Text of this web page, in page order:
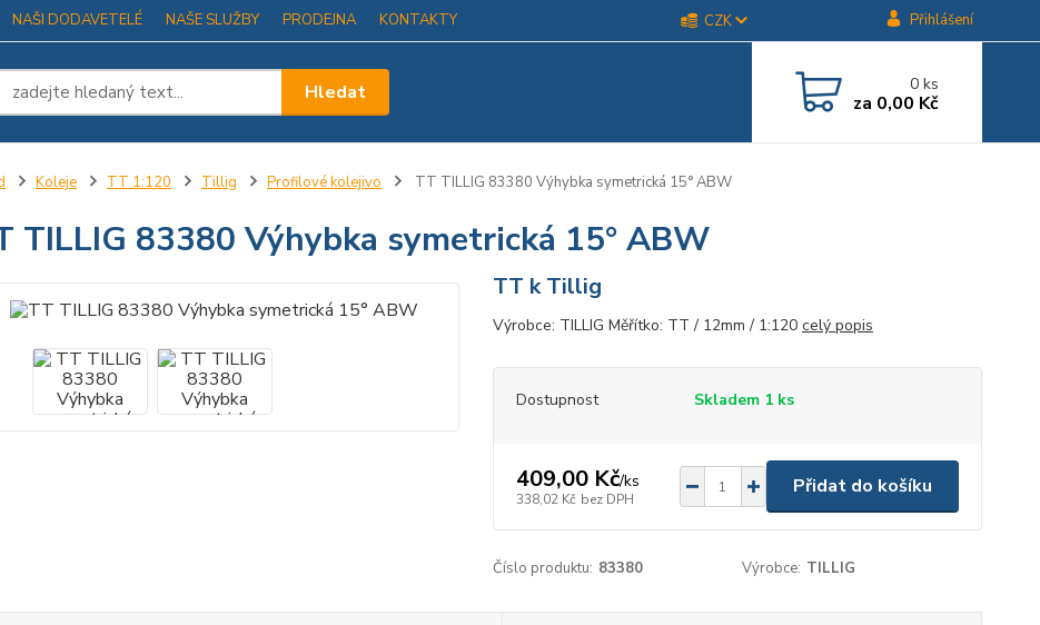
NAŠI DODAVETELÉ NAŠE SLUŽBY PRODEJNA KONTAKTY CZK Přihlášení
Hledat 0ks
za 0,00 Kč
Koleje TT 1:120 Tillig Profilové kolejivo TT TILLIG 83380 Výhybka symetrická 15° ABW
TILLIG 83380 Výhybka symetrická 15° ABW
TT k Tillig
Výrobce: TILLIG Měřítko: TT / 12mm / 1:120 celý popis
Dostupnost Skladem 1 ks
409,00 Kč/ks
338,02 Kč bez DPH
Přidat do košíku
Číslo produktu: 83380 Výrobce: TILLIG